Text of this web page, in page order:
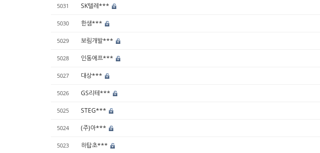
5031 SK텔레***
5030 한샘***
5029 보림개발***
5028 인동에프***
5027 대상***
5026 GS리테***
5025 STEG***
5024 (주)아***
5023 하탑초***